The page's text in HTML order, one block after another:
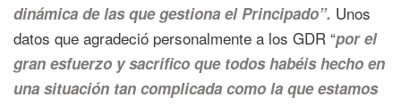
dinámica de las que gestiona el Principado”. Unos
datos que agradeció personalmente a los GDR “por el
gran esfuerzo y sacrifico que todos habéis hecho en
una situación tan complicada como la que estamos